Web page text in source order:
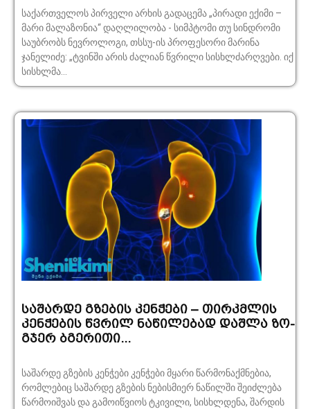
​საქართველოს პირველი არხის გადაცემა „პირადი ექიმი –
მარი მალაზონია“​ დაღლილობა - სიმპტომი თუ სინდრომი
საუბრობს ნევროლოგი, თსსუ-ის პროფესორი მარინა
ჯანელიძე: „ტვინში არის ძალიან წვრილი სისხლძარღვები. იქ
სისხლმა...
საშარდე გზების კენჭები – თირკმლის
კენჭების წვრილ ნაწილებად დაშლა ზო­
გჯერ ბგერითი...
საშარდე გზების კენჭები კენჭები მყარი წარმონაქმნებია,
რომლებიც საშარდე გზების ნებისმიერ ნაწილში შეიძლება
წარმოიშვას და გამოიწვიოს ტკივილი, სისხლდენა, შარდის